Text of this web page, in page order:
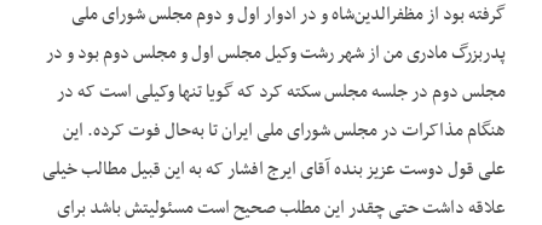
گرفته بود از مظفرالدین‌شاه و در ادوار اول و دوم مجلس شورای ملی
پدربزرگ مادری من از شهر رشت وکیل مجلس اول و مجلس دوم بود و در
مجلس دوم در جلسه مجلس سکته کرد که گویا تنها وکیلی است که در
هنگام مذاکرات در مجلس شورای ملی ایران تا به‌حال فوت کرده. این
علی قول دوست عزیز بنده آقای ایرج افشار که به این قبیل مطالب خیلی
علاقه داشت حتی چقدر این مطلب صحیح است مسئولیتش باشد برای